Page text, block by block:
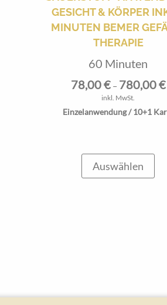
GESICHT & KÖRPER
MINUTEN BEMER
HERAPIE
60 Minuten
78,00€– 780,00€
inkl. MwSt.
Einzelanwendung / 10+1
Auswählen